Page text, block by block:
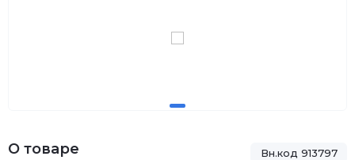
Вн.код 913797
О товаре